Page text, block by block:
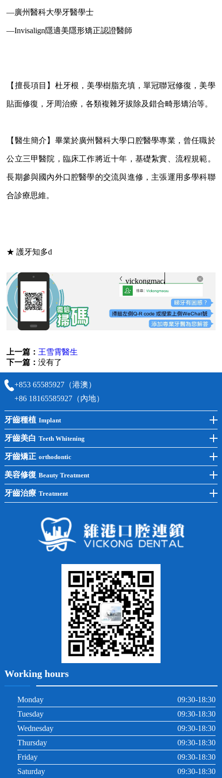
—廣州醫科大學牙醫學士
—Invisalign隱適美隱形矯正認證醫師
【擅長項目】杜牙根，美學樹脂充填，單冠聯冠修復，美學
貼面修復，牙周治療，各類複雜牙拔除及錯合畸形矯治等。
【醫生簡介】畢業於廣州醫科大學口腔醫學專業，曾任職於
公立三甲醫院，臨床工作將近十年，基礎紮實、流程規範。
長期參與國內外口腔醫學的交流與進修，主張運用多學科聯
合診療思維。
★ 護牙知多d
vickongmacau
上一篇： 王雪霄醫生
下一篇：没有了
+853 65585927（港澳）
+86 18165585927（內地）
牙齒種植 Implant
前牙種植
後牙種植
單顆種植
半口種植
全口種植
牙齒美白 Teeth Whitening
冷光美白
洗牙
黃黑牙
常見問題
牙齒矯正 orthodontic
牙齒矯正
兒童矯正
牙列不齊
美容修復 Beauty Treatment
全瓷牙
牙齒治療 Treatment
牙齦出血
Working hours
Monday
09:30-18:30
Tuesday
09:30-18:30
Wednesday
09:30-18:30
Thursday
09:30-18:30
Friday
09:30-18:30
Saturday
09:30-18:30